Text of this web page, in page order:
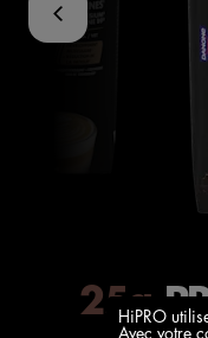
HiPRO
Avec votre
25g